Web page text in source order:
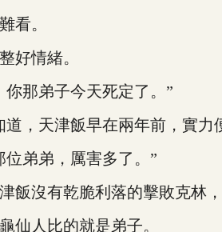
。
情緒。
那弟子今天死定了。”
天津飯早在兩年前，實力
弟弟，厲害多了。”
沒有乾脆利落的擊敗克林，
人比的就是弟子。